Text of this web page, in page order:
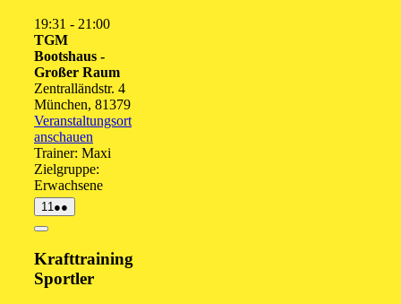
19:31 - 21:00
TGM
Bootshaus -
Großer Raum
Zentralländstr. 4
München, 81379
Veranstaltungsort
anschauen
Trainer: Maxi
Zielgruppe:
Erwachsene
1111.
August
●●
Veranstaltungen)
Close
Krafttraining
Sportler